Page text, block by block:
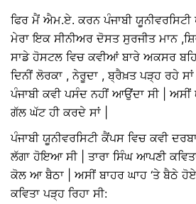
ਫਿਰ ਮੈਂ ਐਮ.ਏ. ਕਰਨ ਪੰਜਾਬੀ
ਮੇਰਾ ਇਕ ਸੀਨੀਅਰ ਦੋਸਤ ਸੁਰਜੀਤ ਮਾਨ
ਸਾਡੇ ਹੋਸਟਲ ਵਿਚ ਕਵੀਆਂ ਬਾਰੇ ਅਕਸਰ
ਦਿਨੀਂ ਲੋਰਕਾ , ਨੇਰੂਦਾ , ਬ੍ਰੈਖ਼ਤ ਪੜ੍ਹ ਰਹੇ
ਪੰਜਾਬੀ ਕਵੀ ਪਸੰਦ ਨਹੀਂ ਆਉਂਦਾ ਸੀ | ਅਸੀਂ
ਗੱਲ ਘੱਟ ਹੀ ਕਰਦੇ ਸਾਂ |
ਪੰਜਾਬੀ ਯੂਨੀਵਰਸਿਟੀ ਕੈਂਪਸ ਵਿਚ ਕਵੀ
ਲੱਗਾ ਹੋਇਆ ਸੀ | ਤਾਰਾ ਸਿੰਘ ਆਪਣੀ
ਕੋਲ ਆ ਬੈਠਾ | ਅਸੀਂ ਬਾਹਰ ਘਾਹ ‘ਤੇ ਬੈਠੇ
ਕਵਿਤਾ ਪੜ੍ਹ ਰਿਹਾ ਸੀ: